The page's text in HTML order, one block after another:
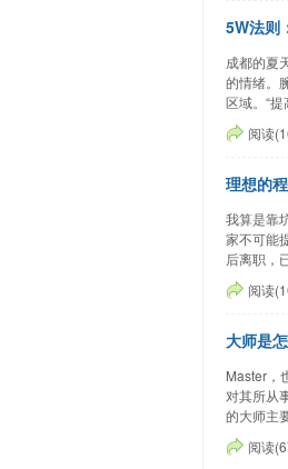
5W法则
成都的夏
的情绪。
区域。“
阅读
理想的
我算是靠
家不可能
后离职，
阅读
大师是
Master，
对其所从
的大师主
阅读